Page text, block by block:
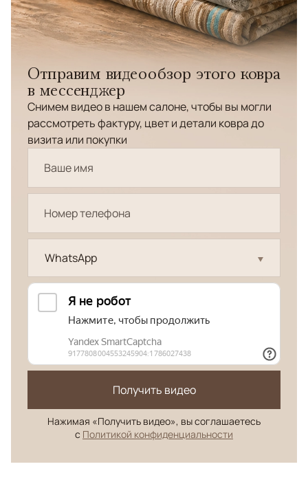
Отправим видеообзор этого ковра
в мессенджер
Снимем видео в нашем салоне, чтобы вы могли
рассмотреть фактуру, цвет и детали ковра до
визита или покупки
WhatsApp
Получить видео
Нажимая «Получить видео», вы соглашаетесь
с Политикой конфиденциальности